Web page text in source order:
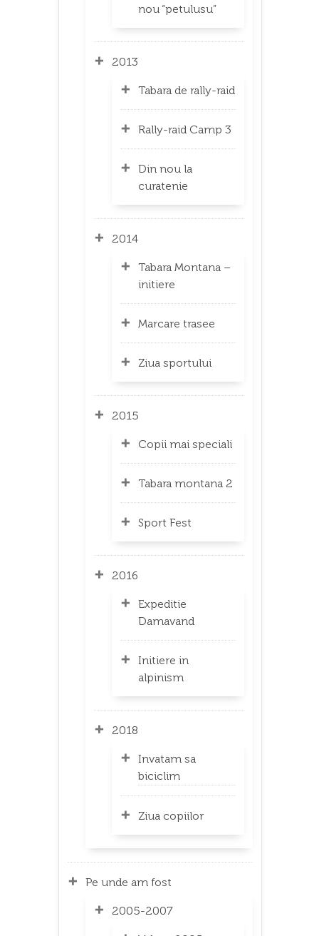
nou “petulusu”
2013
Tabara de rally-raid
Rally-raid Camp 3
Din nou la
curatenie
2014
Tabara Montana –
initiere
Marcare trasee
Ziua sportului
2015
Copii mai speciali
Tabara montana 2
Sport Fest
2016
Expeditie
Damavand
Initiere in
alpinism
2018
Invatam sa
biciclim
Ziua copiilor
Pe unde am fost
2005-2007